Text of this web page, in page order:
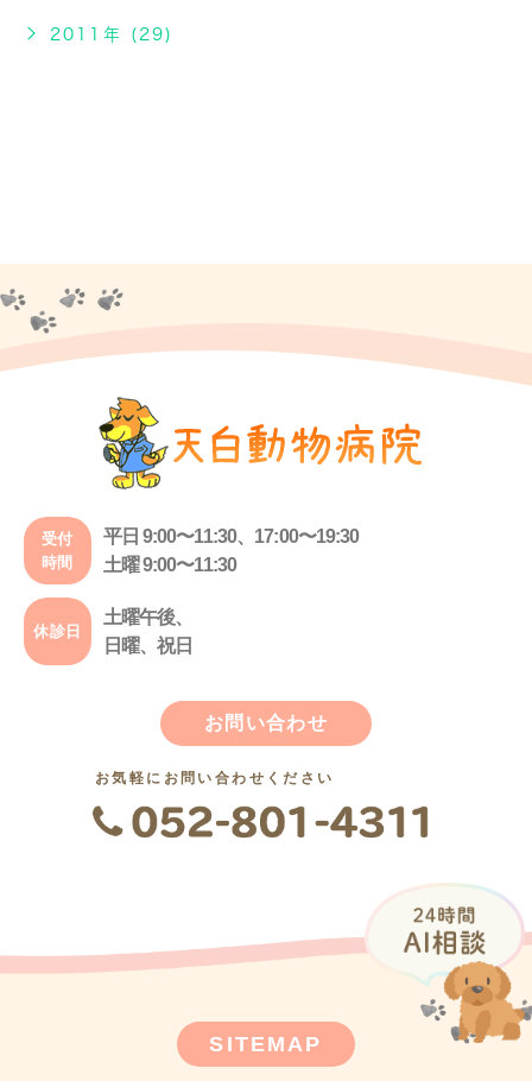
2011年 (29)
受付
時間
平日 9:00〜11:30、17:00〜19:30
土曜 9:00〜11:30
休診日
土曜午後、
日曜、祝日
お問い合わせ
お気軽にお問い合わせください
SITEMAP